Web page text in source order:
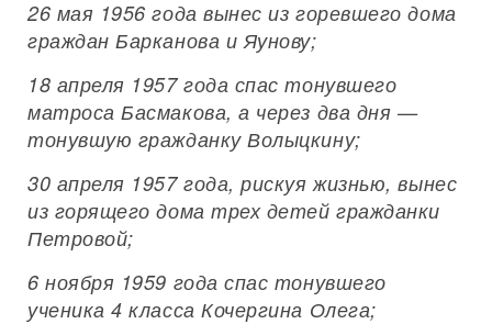
26 мая 1956 года вынес из горевшего дома
граждан Барканова и Яунову;
18 апреля 1957 года спас тонувшего
матроса Басмакова, а через два дня —
тонувшую гражданку Волыцкину;
30 апреля 1957 года, рискуя жизнью, вынес
из горящего дома трех детей гражданки
Петровой;
6 ноября 1959 года спас тонувшего
ученика 4 класса Кочергина Олега;